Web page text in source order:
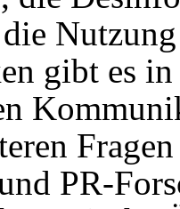
gibt es
PR-